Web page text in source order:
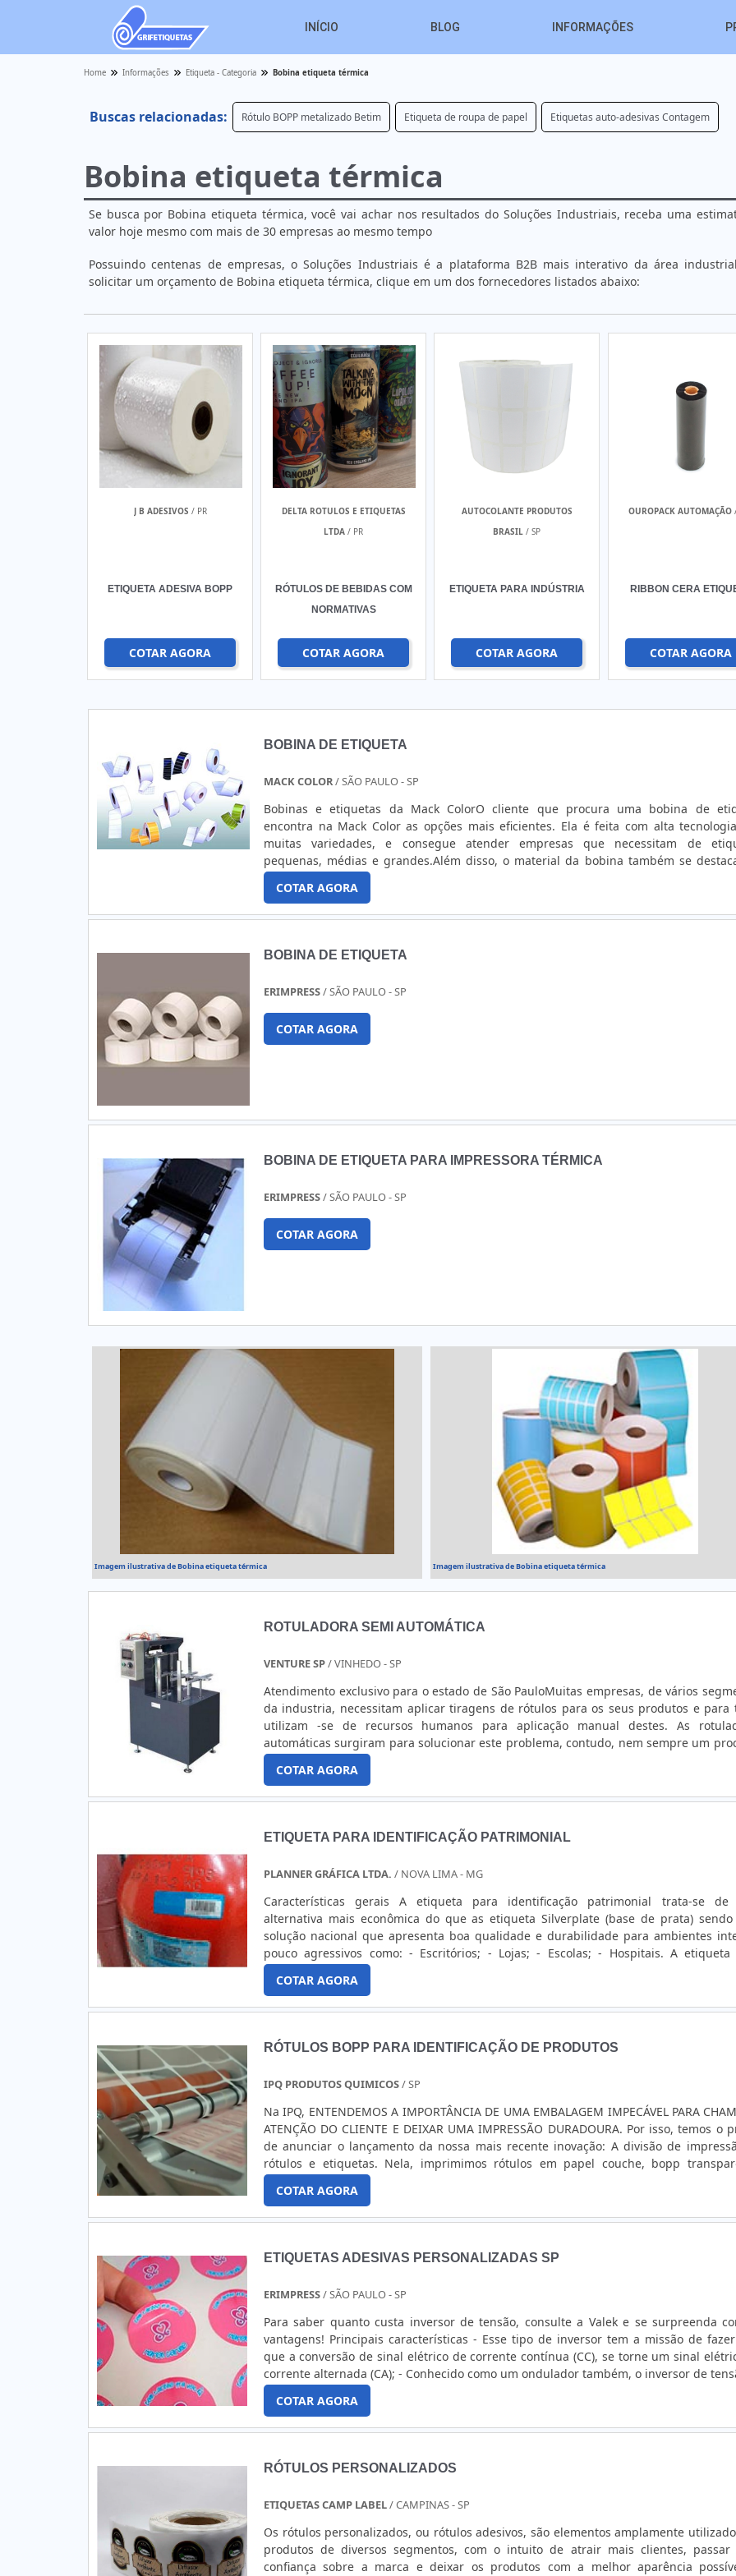
INÍCIO BLOG INFORMAÇÕES
Home Informações Etiqueta - Categoria Bobina etiqueta térmica
Buscas relacionadas: Rótulo BOPP metalizado Betim Etiqueta de roupa de papel Etiquetas auto-adesivas Contagem
Bobina etiqueta térmica
Se busca por Bobina etiqueta térmica, você vai achar nos resultados do Soluções Industriais, receba uma
valor hoje mesmo com mais de 30 empresas ao mesmo tempo
Possuindo centenas de empresas, o Soluções Industriais é a plataforma B2B mais interativo da área
solicitar um orçamento de Bobina etiqueta térmica, clique em um dos fornecedores listados abaixo:
J B ADESIVOS / PR
ETIQUETA ADESIVA BOPP
COTAR AGORA
DELTA ROTULOS E ETIQUETAS
LTDA / PR
RÓTULOS DE BEBIDAS COM
NORMATIVAS
COTAR AGORA
AUTOCOLANTE PRODUTOS
BRASIL / SP
ETIQUETA PARA INDÚSTRIA
COTAR AGORA
OUROPACK AUTOMAÇÃO/
RIBBON CERA
COTAR AGORA
BOBINA DE ETIQUETA
MACK COLOR/ SÃO PAULO - SP
Bobinas e etiquetas da Mack ColorO cliente que procura uma bobina de
encontra na Mack Color as opções mais eficientes. Ela é feita com alta
muitas variedades, e consegue atender empresas que necessitam de
pequenas, médias e grandes.Além disso, o material da bobina também se
possuir extrema qualidade. Ele é ideal para os clientes que querem contar com
design inovador, sem abrir mão da segurança.Fornecedores de bobinaA Mack
destaca entre as principais fornecedoras de bobina de etiqueta do Brasil por
9001, demonstrando qualidade para a impressão de bobinas em 3 tecnologias
Tecnologia de impressão digital; Tecnologia de impressão com Flexografia;
da Mack Color.
COTAR AGORA
BOBINA DE ETIQUETA
ERIMPRESS/ SÃO PAULO - SP
COTAR AGORA
BOBINA DE ETIQUETA PARA IMPRESSORA TÉRMICA
ERIMPRESS/ SÃO PAULO - SP
COTAR AGORA
Imagem ilustrativa de Bobina etiqueta térmica Imagem ilustrativa de Bobina etiqueta térmica
ROTULADORA SEMI AUTOMÁTICA
VENTURE SP/ VINHEDO - SP
Atendimento exclusivo para o estado de São PauloMuitas empresas, de vários
da industria, necessitam aplicar tiragens de rótulos para os seus produtos e para
utilizam -se de recursos humanos para aplicação manual destes. As
automáticas surgiram para solucionar este problema, contudo, nem sempre um
produtivo absorve uma rotuladora automática, desta forma, surgiu a rotuladora
automática.OS BENEFÍCIOS DE ALUGAR UMA ROTULADORAEspecialmente
para p.
COTAR AGORA
ETIQUETA PARA IDENTIFICAÇÃO PATRIMONIAL
PLANNER GRÁFICA LTDA. / NOVA LIMA - MG
Características gerais A etiqueta para identificação patrimonial trata-se de uma
alternativa mais econômica do que as etiqueta Silverplate (base de prata)
solução nacional que apresenta boa qualidade e durabilidade para ambientes
pouco agressivos como: - Escritórios; - Lojas; - Escolas; - Hospitais. A etiqueta para
identificação permite a inserção de logomarcas coloridas sem prejuízo da
etiqueta.Os layouts d....
COTAR AGORA
RÓTULOS BOPP PARA IDENTIFICAÇÃO DE PRODUTOS
IPQ PRODUTOS QUIMICOS/ SP
Na IPQ, ENTENDEMOS A IMPORTÂNCIA DE UMA EMBALAGEM IMPECÁVEL PARA
ATENÇÃO DO CLIENTE E DEIXAR UMA IMPRESSÃO DURADOURA. Por isso, temos o
de anunciar o lançamento da nossa mais recente inovação: A divisão de
rótulos e etiquetas. Nela, imprimimos rótulos em papel couche, bopp
branco ou metalizado. Todos com ou sem laminação! Em nossa linha de
priorizamos o uso de materiais premium e tecnologias de impressão de última
para garantir que seus rótulos e etiquetas não apenas tenham uma
ambiente, trabalhamos também com pequenos volumes, evitando assim,
reciclagens desnecessárias! Vai lançar um produto ou fazer uma reposição? Procure-
recursos de produção eficientes, você pode confiar em nós para entregar seus
etiquetas com o menor prazo possível, sem comprometer a qualidade!
COTAR AGORA
ETIQUETAS ADESIVAS PERSONALIZADAS SP
ERIMPRESS/ SÃO PAULO - SP
Para saber quanto custa inversor de tensão, consulte a Valek e se surpreenda
vantagens! Principais características - Esse tipo de inversor tem a missão de fazer com
que a conversão de sinal elétrico de corrente contínua (CC), se torne um sinal
corrente alternada (CA); - Conhecido como um ondulador também, o inversor de
baseia no fornecimento de uma tensão alternada na saída do dispositivo, ou de
altern....
COTAR AGORA
RÓTULOS PERSONALIZADOS
ETIQUETAS CAMP LABEL/ CAMPINAS - SP
Os rótulos personalizados, ou rótulos adesivos, são elementos amplamente
produtos de diversos segmentos, com o intuito de atrair mais clientes, passar
confiança sobre a marca e deixar os produtos com a melhor aparência